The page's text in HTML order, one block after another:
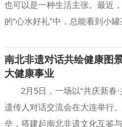
也可以是一种生活主张。最近
的“心水好礼”中，总能看到小
南北非遗对话共绘健康图
大健康事业
2月5日，一场以“共庆新春
遗传人对话交流会在大连举行
垒，搭建起南北非遗文化互鉴